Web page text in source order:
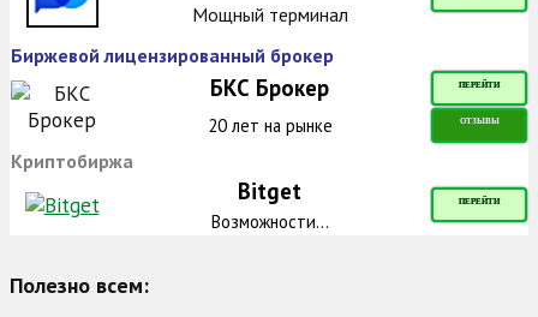
Мощный терминал
Биржевой лицензированный брокер
БКС Брокер ПЕРЕЙТИ
20 лет на рынке ОТЗЫВЫ
Криптобиржа
Bitget ПЕРЕЙТИ
Возможности...
Полезно всем: